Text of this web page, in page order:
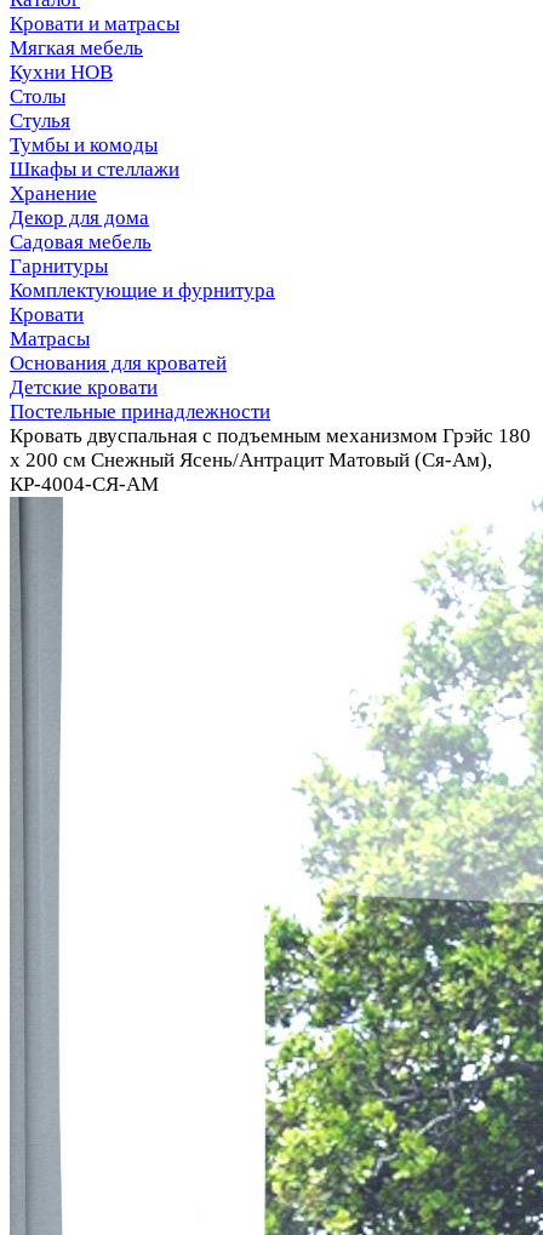
Кровати и матрасы
Мягкая мебель
Кухни НОВ
Столы
Стулья
Тумбы и комоды
Шкафы и стеллажи
Хранение
Декор для дома
Садовая мебель
Гарнитуры
Комплектующие и фурнитура
Кровати
Матрасы
Основания для кроватей
Детские кровати
Постельные принадлежности
Кровать двуспальная с подъемным механизмом Грэйс 180
х 200 см Снежный Ясень/Антрацит Матовый (Ся-Ам),
КР-4004-СЯ-АМ